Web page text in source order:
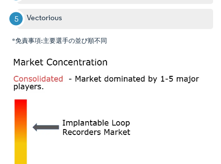
Vectorious
*免責事項:主要選手の並び順不同